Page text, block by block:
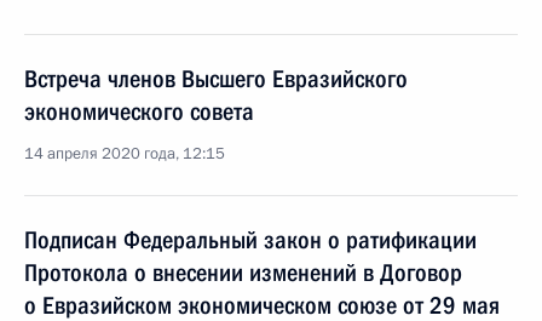
Встреча членов Высшего Евразийского
экономического совета
14 апреля 2020 года, 12:15
Подписан Федеральный закон о ратификации
Протокола о внесении изменений в Договор
о Евразийском экономическом союзе от 29 мая